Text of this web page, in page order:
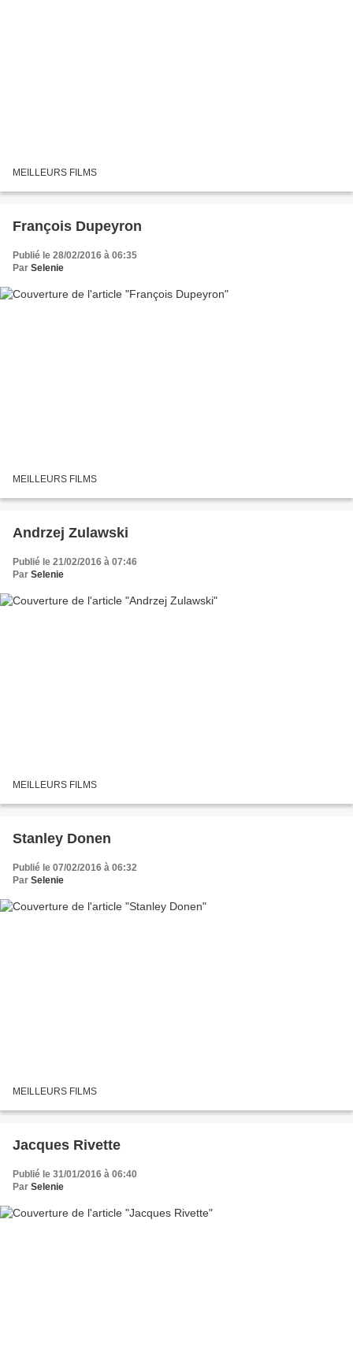
MEILLEURS FILMS
François Dupeyron
Publié le 28/02/2016 à 06:35
Par Selenie
MEILLEURS FILMS
Andrzej Zulawski
Publié le 21/02/2016 à 07:46
Par Selenie
MEILLEURS FILMS
Stanley Donen
Publié le 07/02/2016 à 06:32
Par Selenie
MEILLEURS FILMS
Jacques Rivette
Publié le 31/01/2016 à 06:40
Par Selenie